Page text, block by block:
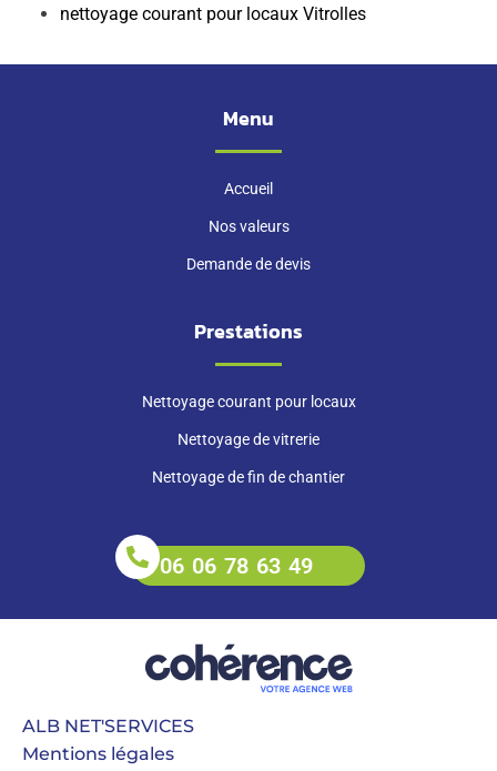
nettoyage courant pour locaux Vitrolles
Menu
Accueil
Nos valeurs
Demande de devis
Prestations
Nettoyage courant pour locaux
Nettoyage de vitrerie
Nettoyage de fin de chantier
06 06 78 63 49
ALB NET'SERVICES
Mentions légales